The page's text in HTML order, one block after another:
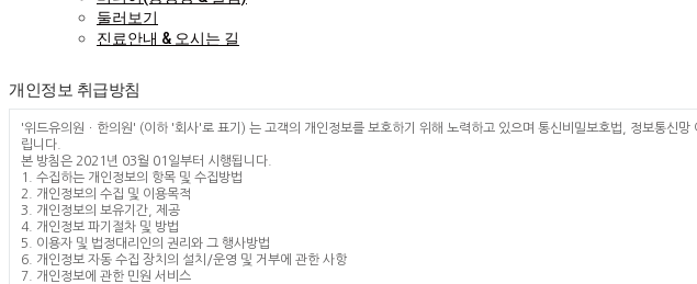
둘러보기
진료안내 & 오시는 길
개인정보 취급방침
'위드유의원ㆍ한의원' (이하 '회사'로 표기) 는 고객의 개인정보를 보호하기 위해 노력하고 있으며 통신비밀보호법, 정보통신
립니다.
본 방침은 2021년 03월 01일부터 시행됩니다.
1. 수집하는 개인정보의 항목 및 수집방법
2. 개인정보의 수집 및 이용목적
3. 개인정보의 보유기간, 제공
4. 개인정보 파기절차 및 방법
5. 이용자 및 법정대리인의 권리와 그 행사방법
6. 개인정보 자동 수집 장치의 설치/운영 및 거부에 관한 사항
7. 개인정보에 관한 민원 서비스